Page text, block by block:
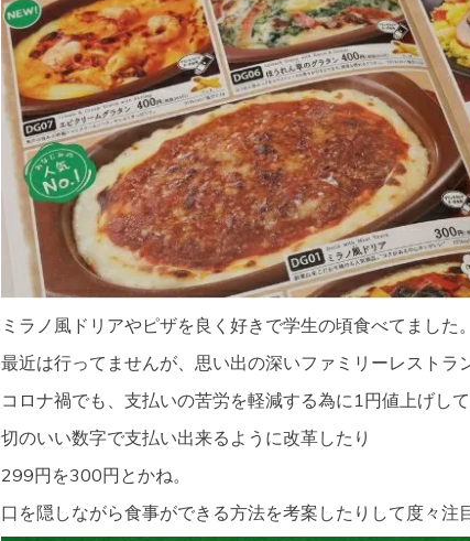
ミラノ風ドリアやピザを良く好きで学生の頃食べてました。
最近は行ってませんが、思い出の深いファミリーレストラ
コロナ禍でも、支払いの苦労を軽減する為に1円値上げして
切のいい数字で支払い出来るように改革したり
299円を300円とかね。
口を隠しながら食事ができる方法を考案したりして度々注